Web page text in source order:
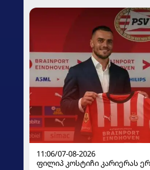
11:06/07-08-2026
ფილიპ კოსტიჩი კარიერას